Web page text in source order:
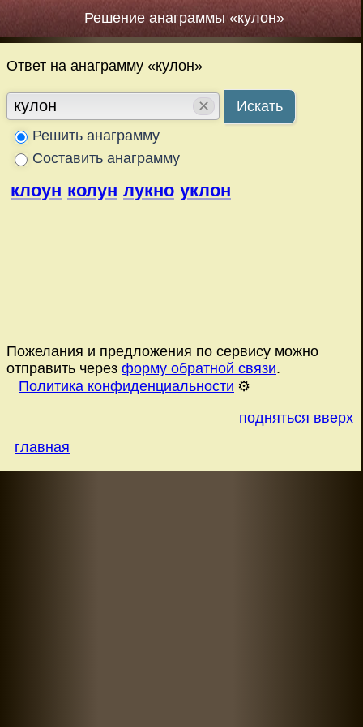
Решение анаграммы «кулон»
Ответ на анаграмму «кулон»
✕
Искать
Решить анаграмму
Составить анаграмму
клоун колун лукно уклон
Пожелания и предложения по сервису можно
отправить через форму обратной связи.
Политика конфиденциальности ⚙️
подняться вверх
главная